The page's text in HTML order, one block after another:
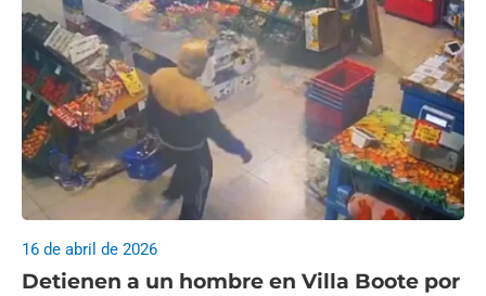
Detienen a un hombre en Villa Boote por
16 de abril de 2026